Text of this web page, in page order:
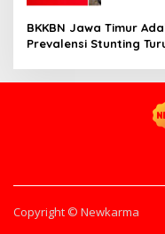
BKKBN Jawa Timur
Prevalensi Stunting
Copyright © Newkarma